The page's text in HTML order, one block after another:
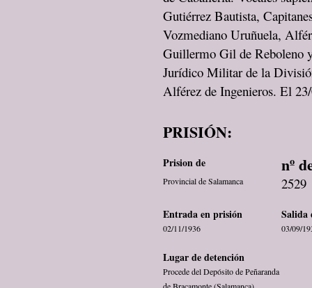
Gutiérrez Bautista,
Vozmediano Uruñuela,
Guillermo Gil de Reboleno
Jurídico Militar de la
Alférez de Ingenieros. El
PRISIÓN:
Prision de nº
Provincial de Salamanca 2529
Entrada en prisión Salida
02/11/1936 03/09/
Lugar de detención
Procede del Depósito de Peñaranda